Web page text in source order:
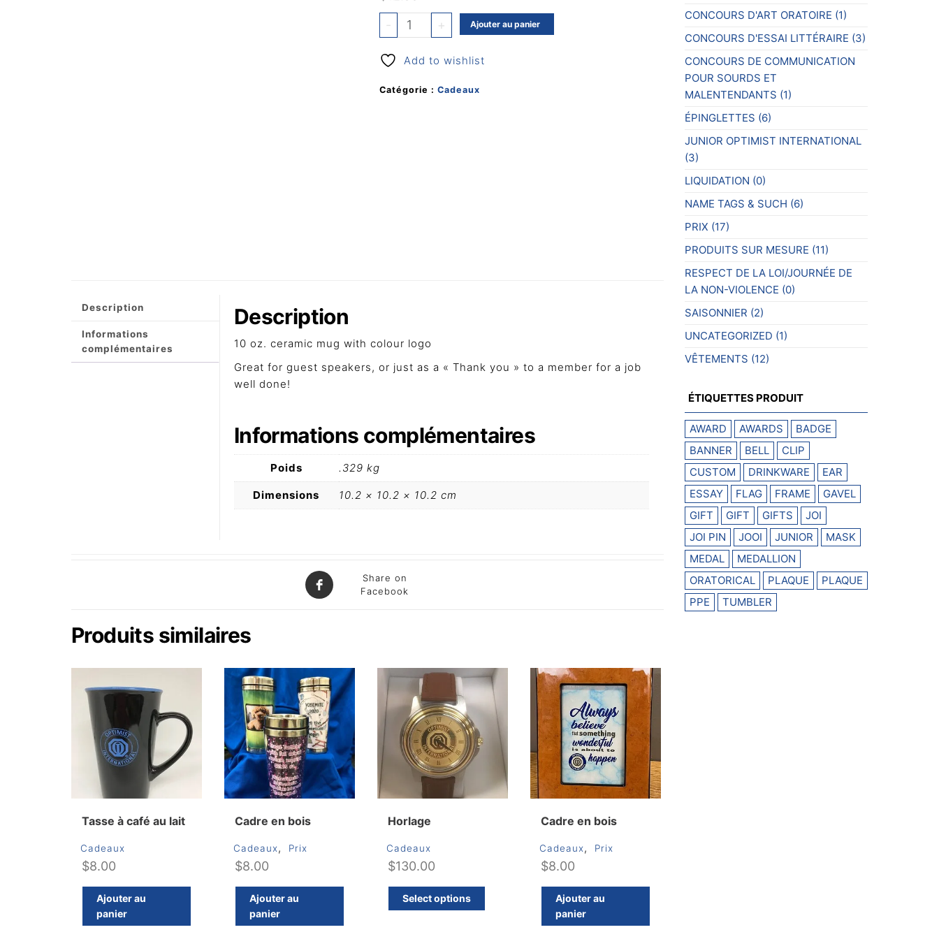
-
quantité
de
with
+ Ajouter au panier
Add to wishlist
Catégorie : Cadeaux
Description
Informations
complémentaires
Description
10 oz. ceramic mug with colour logo
Great for guest speakers, or just as a « Thank you » to a member for a job
well done!
Informations complémentaires
Poids .329 kg
Dimensions 10.2 × 10.2 × 10.2 cm
Share on
Facebook
Produits similaires
Tasse à café au lait
Cadeaux
$8.00
Ajouter au
panier
Cadre en bois
Cadeaux, Prix
$8.00
Ajouter au
panier
Horlage
Cadeaux
$130.00
Select options
Cadre en bois
Cadeaux, Prix
$8.00
Ajouter au
panier
CONCOURS D'ART ORATOIRE (1)
CONCOURS D'ESSAI LITTÉRAIRE (3)
CONCOURS DE COMMUNICATION
POUR SOURDS ET
MALENTENDANTS (1)
ÉPINGLETTES (6)
JUNIOR OPTIMIST INTERNATIONAL
(3)
LIQUIDATION (0)
NAME TAGS & SUCH (6)
PRIX (17)
PRODUITS SUR MESURE (11)
RESPECT DE LA LOI/JOURNÉE DE
LA NON-VIOLENCE (0)
SAISONNIER (2)
UNCATEGORIZED (1)
VÊTEMENTS (12)
ÉTIQUETTES PRODUIT
AWARD AWARDS
BADGE
BANNER
BELL
CLIP
CUSTOM
DRINKWARE
EAR
ESSAY
FLAG FRAME
GAVEL
GIFT
GIFT GIFTS
JOI
JOI PIN
JOOI JUNIOR
MASK
MEDAL
MEDALLION
ORATORICAL
PLAQUE
PLAQUE
PPE
TUMBLER